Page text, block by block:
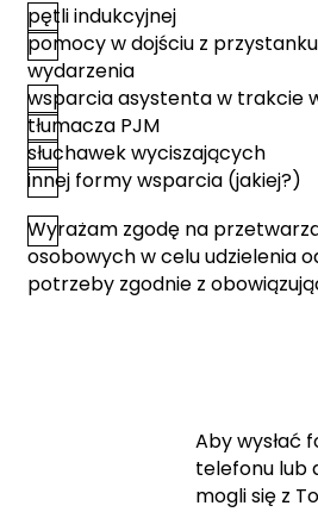
pętli indukcyjnej
pomocy w dojściu z
wydarzenia
wsparcia asystenta w trakcie
tłumacza PJM
słuchawek wyciszających
innej formy wsparcia (jakiej?)
Zgoda*
Wyrażam zgodę na
osobowych w celu udzielenia
potrzeby zgodnie z
Aby wysłać
telefonu lub
mogli się z